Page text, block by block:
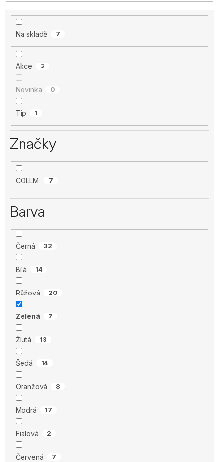
Na skladě 7
Akce 2
Novinka 0
Tip 1
Značky
COLLM 7
Barva
Černá 32
Bílá 14
Růžová 20
Zelená 7
Žlutá 13
Šedá 14
Oranžová 8
Modrá 17
Fialová 2
Červená 7